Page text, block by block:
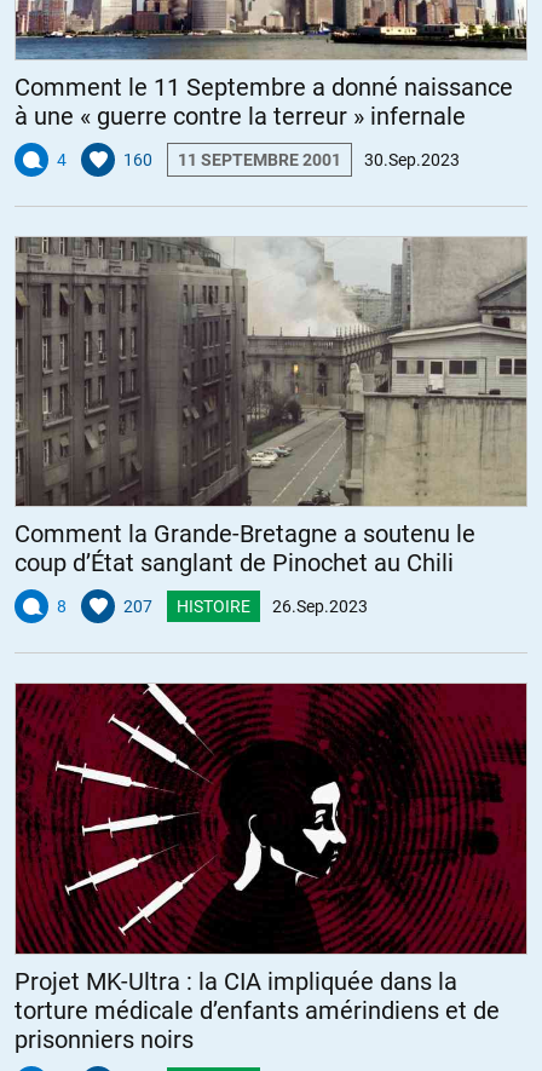
Comment le 11 Septembre a donné naissance
à une « guerre contre la terreur » infernale
4 160 11 SEPTEMBRE 2001 30.Sep.2023
Comment la Grande-Bretagne a soutenu le
coup d’État sanglant de Pinochet au Chili
8 207 HISTOIRE 26.Sep.2023
Projet MK-Ultra : la CIA impliquée dans la
torture médicale d’enfants amérindiens et de
prisonniers noirs